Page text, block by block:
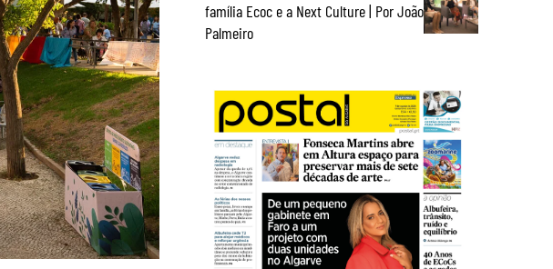
família Ecoc e a Next Culture | Por João
Palmeiro